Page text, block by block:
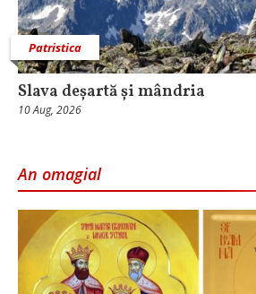
Patristica
Slava deșartă și mândria
10 Aug, 2026
An omagial